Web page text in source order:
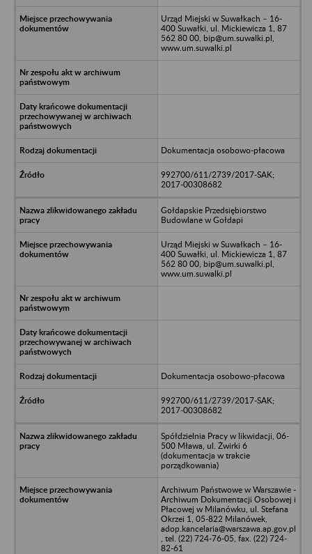
Urząd Miejski w Suwałkach – 16-
400 Suwałki, ul. Mickiewicza 1, 87
562 80 00, bip@um.suwalki.pl,
www.um.suwalki.pl
Dokumentacja osobowo-płacowa
992700/611/2739/2017-SAK;
2017-00308682
Gołdapskie Przedsiębiorstwo
Budowlane w Gołdapi
Urząd Miejski w Suwałkach – 16-
400 Suwałki, ul. Mickiewicza 1, 87
562 80 00, bip@um.suwalki.pl,
www.um.suwalki.pl
Dokumentacja osobowo-płacowa
992700/611/2739/2017-SAK;
2017-00308682
Spółdzielnia Pracy w likwidacji, 06-
500 Mława, ul. Żwirki 6
(dokumentacja w trakcie
porządkowania)
Archiwum Państwowe w Warszawie -
Archiwum Dokumentacji Osobowej i
Płacowej w Milanówku, ul. Stefana
Okrzei 1, 05-822 Milanówek,
adop.kancelaria@warszawa.ap.gov.pl
, tel. (22) 724-76-05, fax. (22) 724-
82-61